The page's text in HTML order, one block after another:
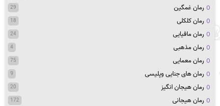
رمان غمگین 29
رمان کلکلی 18
رمان مافیایی 24
رمان مذهبی 4
رمان معمایی 75
رمان های جنایی وپلیسی 9
رمان هیجان انگیز 20
رمان هیجانی 172